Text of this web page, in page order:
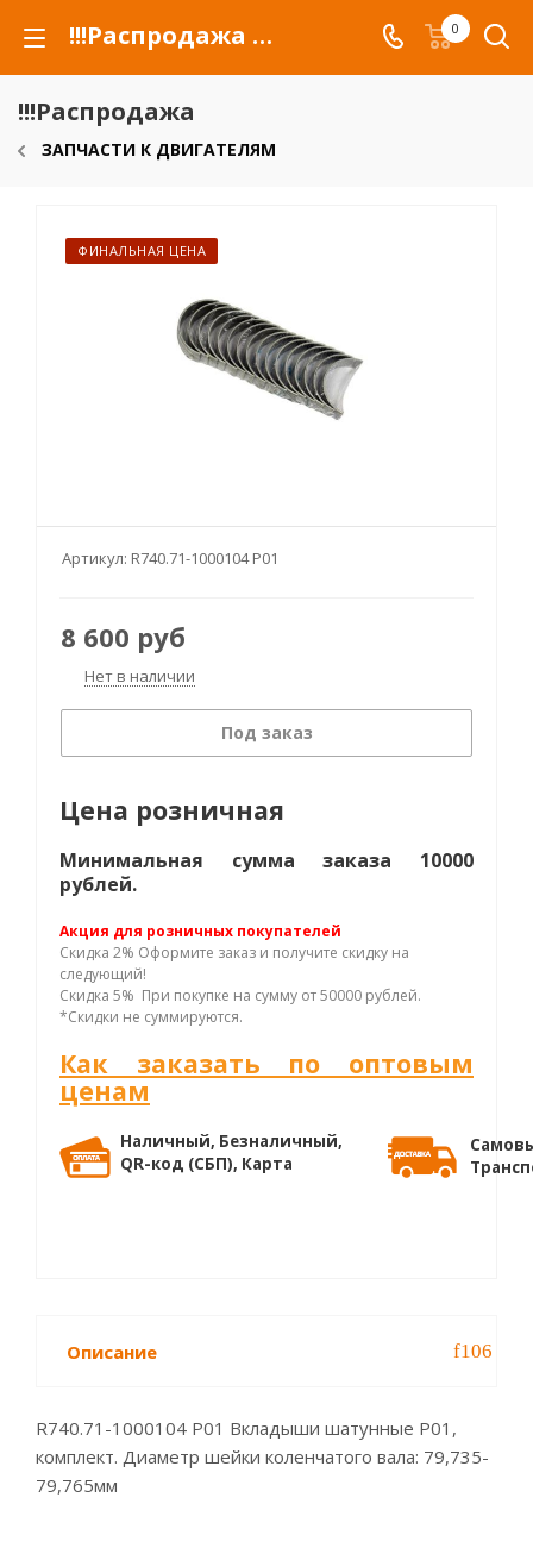
!!!Распродажа для автомобилей российских марок и сельхозтехники 0
!!!Распродажа
ЗАПЧАСТИ К ДВИГАТЕЛЯМ
ФИНАЛЬНАЯ ЦЕНА
Артикул: R740.71-1000104 Р01
8 600 руб
Нет в наличии
Под заказ
Цена розничная
Минимальная сумма заказа 10000
рублей.
Акция для розничных покупателей
Скидка 2% Оформите заказ и получите скидку на
следующий!
Скидка 5% При покупке на сумму от 50000 рублей.
*Скидки не суммируются.
Как заказать по оптовым
ценам
Наличный, Безналичный,
QR-код (СБП), Карта
Описание
R740.71-1000104 Р01 Вкладыши шатунные Р01,
комплект. Диаметр шейки коленчатого вала: 79,735-
79,765мм